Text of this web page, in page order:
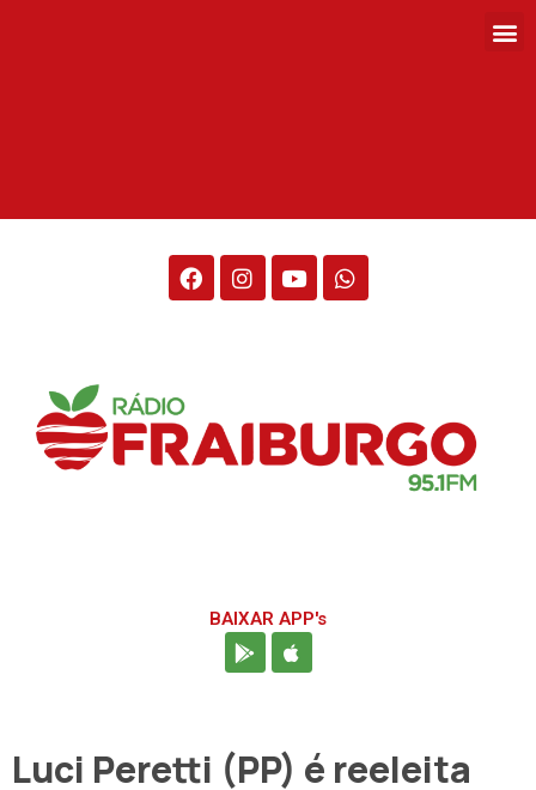
BAIXAR APP's
Luci Peretti (PP) é reeleita